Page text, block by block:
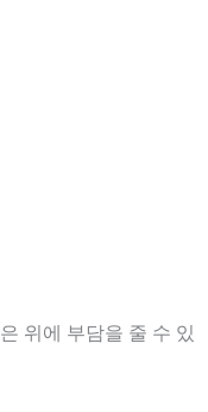
은 위에 부담을 줄 수 있